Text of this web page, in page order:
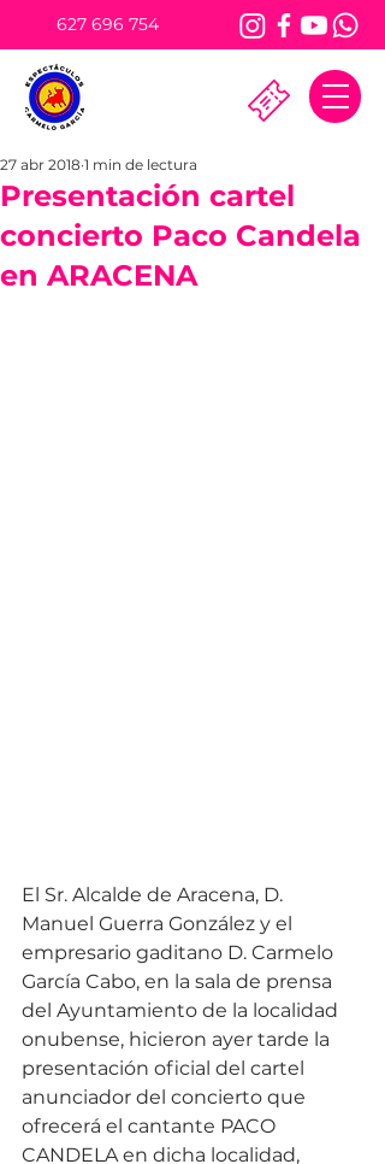
627 696 754
Presentación cartel
concierto Paco Candela
en ARACENA
27 abr 2018 1 min de lectura
El Sr. Alcalde de Aracena, D.
Manuel Guerra González y el
empresario gaditano D. Carmelo
García Cabo, en la sala de prensa
del Ayuntamiento de la localidad
onubense, hicieron ayer tarde la
presentación oficial del cartel
anunciador del concierto que
ofrecerá el cantante PACO
CANDELA en dicha localidad,